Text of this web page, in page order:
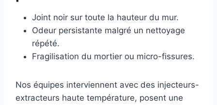
Joint noir sur toute la hauteur du mur.
Odeur persistante malgré un nettoyage
répété.
Fragilisation du mortier ou micro-fissures.
Nos équipes interviennent avec des injecteurs-
extracteurs haute température, posent une